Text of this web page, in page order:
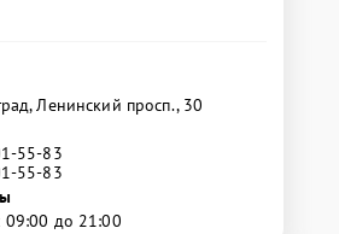
Ленинский просп., 30
55-83
55-83
09:00 до 21:00